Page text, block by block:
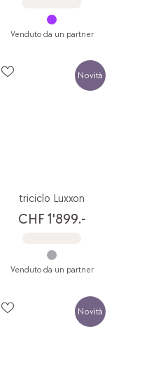
Venduto da un partner
Novità
triciclo Luxxon
CHF 1'899.-
Venduto da un partner
Novità